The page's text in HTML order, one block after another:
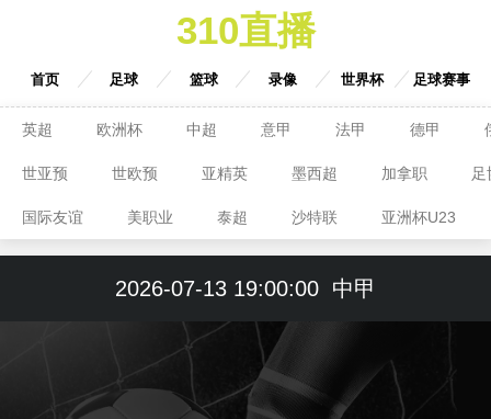
310直播
首页 足球 篮球 录像 世界杯 足球赛事
英超 欧洲杯 中超 意甲 法甲 德甲
世亚预 世欧预 亚精英 墨西超 加拿职 足
国际友谊 美职业 泰超 沙特联 亚洲杯U23
2026-07-13 19:00:00 中甲